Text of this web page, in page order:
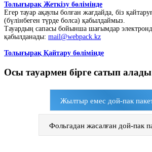
Толығырақ Жеткізу бөлімінде
Егер тауар ақаулы болған жағдайда, біз
(бүлінбеген түрде болса) қабылдаймыз.
Тауардың сапасы бойынша шағымдар
қабылданады: mail@webpack.kz
Толығырақ Қайтару бөлімінде
Осы тауармен бірге сатып алады
Жылтыр емес дой-пак
Фольгадан жасалған дой-пак